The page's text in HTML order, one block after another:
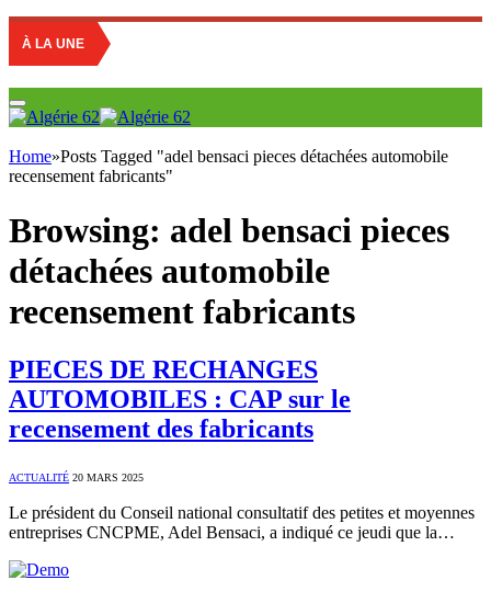
À LA UNE
Home»Posts Tagged "adel bensaci pieces détachées automobile
recensement fabricants"
Browsing: adel bensaci pieces
détachées automobile
recensement fabricants
PIECES DE RECHANGES
AUTOMOBILES : CAP sur le
recensement des fabricants
ACTUALITÉ 20 MARS 2025
Le président du Conseil national consultatif des petites et moyennes
entreprises CNCPME, Adel Bensaci, a indiqué ce jeudi que la…